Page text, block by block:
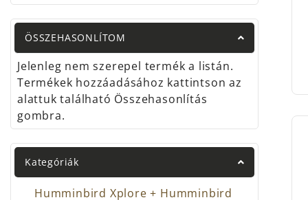
ÖSSZEHASONLÍTOM
Jelenleg nem szerepel termék a listán.
Termékek hozzáadásához kattintson az
alattuk található Összehasonlítás
gombra.
Kategóriák
Humminbird Xplore + Humminbird
A
A
A